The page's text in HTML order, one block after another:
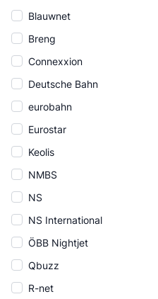
Blauwnet
Breng
Connexxion
Deutsche Bahn
eurobahn
Eurostar
Keolis
NMBS
NS
NS International
ÖBB Nightjet
Qbuzz
R-net